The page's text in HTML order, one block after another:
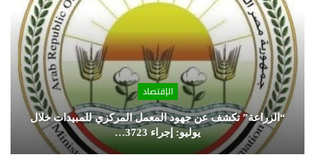
الإقتصاد
“الزراعة” تكشف عن جهود المعمل المركزي للمبيدات خلال
يوليو: إجراء 3723…